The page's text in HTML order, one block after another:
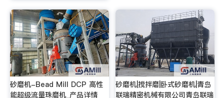
砂磨机-Bead Mill DCP 高性
能超级流量珠磨机_产品详情
砂磨机|搅拌磨|卧式砂磨机|青岛
联瑞精密机械有限公司青岛联瑞